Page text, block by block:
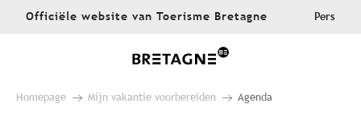
AllerOfficiële website van Toerisme Bretagne Pers
Homepage Mijn vakantie voorbereiden Agenda